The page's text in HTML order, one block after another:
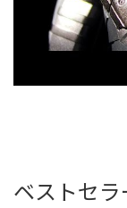
ベストセ